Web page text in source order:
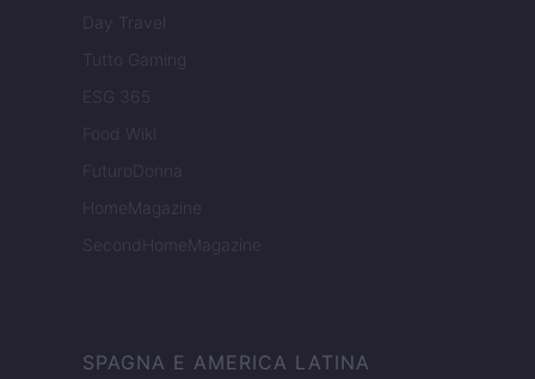
Day Travel
Tutto Gaming
ESG 365
Food Wiki
FuturoDonna
HomeMagazine
SecondHomeMagazine
SPAGNA E AMERICA LATINA